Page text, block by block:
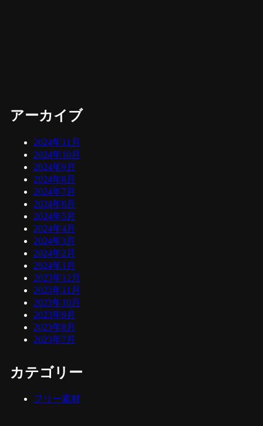
アーカイブ
2024年11月
2024年10月
2024年9月
2024年8月
2024年7月
2024年6月
2024年5月
2024年4月
2024年3月
2024年2月
2024年1月
2023年12月
2023年11月
2023年10月
2023年9月
2023年8月
2023年7月
カテゴリー
フリー素材